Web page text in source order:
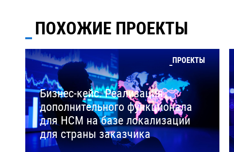
ПОХОЖИЕ ПРОЕКТЫ
ПРОЕКТЫ
Бизнес-кейс. Реализация
дополнительного функционала
для HCM на базе локализации
для страны заказчика